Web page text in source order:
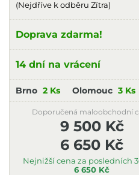
(Nejdříve k odběru Zítra)
Doprava zdarma!
14 dní na vrácení
Brno 2 Ks Olomouc 3 Ks
6 650 Kč
Nejnižší cena za posledních
6 650 Kč
Doporučená maloobchodní
9 500 Kč